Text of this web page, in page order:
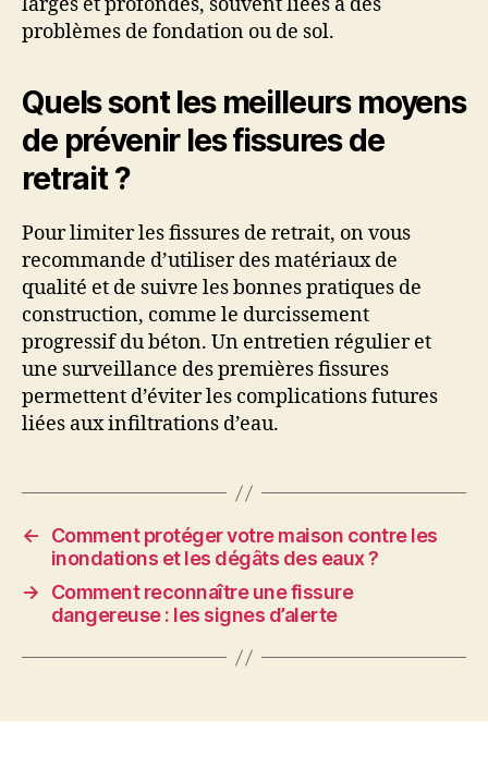
larges et profondes, souvent liées à des
problèmes de fondation ou de sol.
Quels sont les meilleurs moyens
de prévenir les fissures de
retrait ?
Pour limiter les fissures de retrait, on vous
recommande d’utiliser des matériaux de
qualité et de suivre les bonnes pratiques de
construction, comme le durcissement
progressif du béton. Un entretien régulier et
une surveillance des premières fissures
permettent d’éviter les complications futures
liées aux infiltrations d’eau.
←
Comment protéger votre maison contre les
inondations et les dégâts des eaux ?
→
Comment reconnaître une fissure
dangereuse : les signes d’alerte